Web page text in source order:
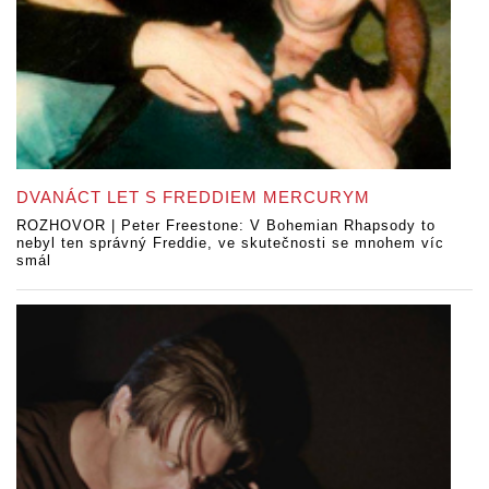
DVANÁCT LET S FREDDIEM MERCURYM
ROZHOVOR | Peter Freestone: V Bohemian Rhapsody to
nebyl ten správný Freddie, ve skutečnosti se mnohem víc
smál